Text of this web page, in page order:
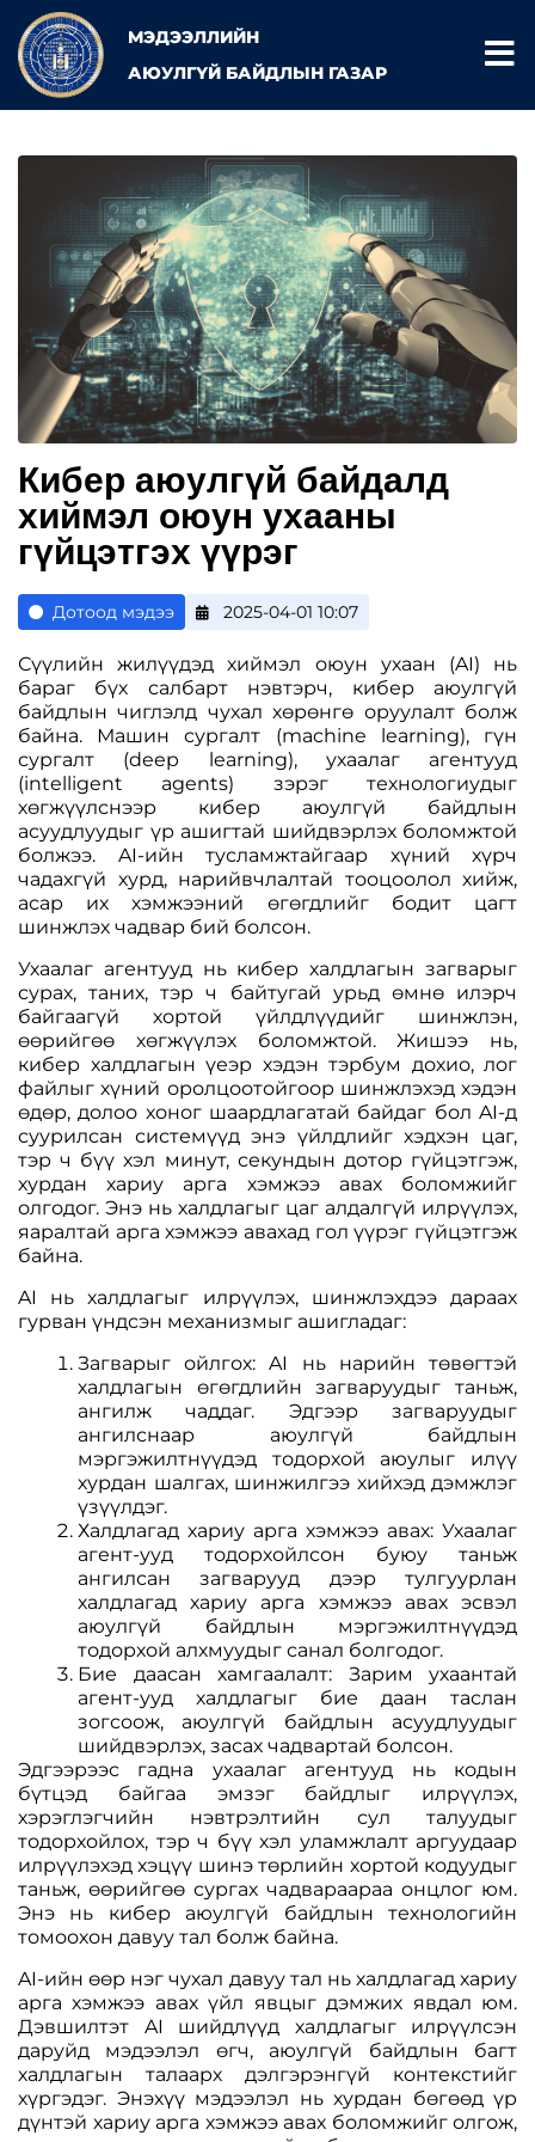
МЭДЭЭЛЛИЙН
АЮУЛГҮЙ БАЙДЛЫН ГАЗАР
Кибер аюулгүй байдалд
хиймэл оюун ухааны
гүйцэтгэх үүрэг
Дотоод мэдээ 2025-04-01 10:07
Сүүлийн жилүүдэд хиймэл оюун ухаан (AI) нь
бараг бүх салбарт нэвтэрч, кибер аюулгүй
байдлын чиглэлд чухал хөрөнгө оруулалт болж
байна. Машин сургалт (machine learning), гүн
сургалт (deep learning), ухаалаг агентууд
(intelligent agents) зэрэг технологиудыг
хөгжүүлснээр кибер аюулгүй байдлын
асуудлуудыг үр ашигтай шийдвэрлэх боломжтой
болжээ. AI-ийн тусламжтайгаар хүний хүрч
чадахгүй хурд, нарийвчлалтай тооцоолол хийж,
асар их хэмжээний өгөгдлийг бодит цагт
шинжлэх чадвар бий болсон.
Ухаалаг агентууд нь кибер халдлагын загварыг
сурах, таних, тэр ч байтугай урьд өмнө илэрч
байгаагүй хортой үйлдлүүдийг шинжлэн,
өөрийгөө хөгжүүлэх боломжтой. Жишээ нь,
кибер халдлагын үеэр хэдэн тэрбум дохио, лог
файлыг хүний оролцоотойгоор шинжлэхэд хэдэн
өдөр, долоо хоног шаардлагатай байдаг бол AI-д
суурилсан системүүд энэ үйлдлийг хэдхэн цаг,
тэр ч бүү хэл минут, секундын дотор гүйцэтгэж,
хурдан хариу арга хэмжээ авах боломжийг
олгодог. Энэ нь халдлагыг цаг алдалгүй илрүүлэх,
яаралтай арга хэмжээ авахад гол үүрэг гүйцэтгэж
байна.
AI нь халдлагыг илрүүлэх, шинжлэхдээ дараах
гурван үндсэн механизмыг ашигладаг:
Загварыг ойлгох: AI нь нарийн төвөгтэй
халдлагын өгөгдлийн загваруудыг таньж,
ангилж чаддаг. Эдгээр загваруудыг
ангилснаар аюулгүй байдлын
мэргэжилтнүүдэд тодорхой аюулыг илүү
хурдан шалгах, шинжилгээ хийхэд дэмжлэг
үзүүлдэг.
Халдлагад хариу арга хэмжээ авах: Ухаалаг
агент-ууд тодорхойлсон буюу таньж
ангилсан загварууд дээр тулгуурлан
халдлагад хариу арга хэмжээ авах эсвэл
аюулгүй байдлын мэргэжилтнүүдэд
тодорхой алхмуудыг санал болгодог.
Бие даасан хамгаалалт: Зарим ухаантай
агент-ууд халдлагыг бие даан таслан
зогсоож, аюулгүй байдлын асуудлуудыг
шийдвэрлэх, засах чадвартай болсон.
Эдгээрээс гадна ухаалаг агентууд нь кодын
бүтцэд байгаа эмзэг байдлыг илрүүлэх,
хэрэглэгчийн нэвтрэлтийн сул талуудыг
тодорхойлох, тэр ч бүү хэл уламжлалт аргуудаар
илрүүлэхэд хэцүү шинэ төрлийн хортой кодуудыг
таньж, өөрийгөө сургах чадвараараа онцлог юм.
Энэ нь кибер аюулгүй байдлын технологийн
томоохон давуу тал болж байна.
AI-ийн өөр нэг чухал давуу тал нь халдлагад хариу
арга хэмжээ авах үйл явцыг дэмжих явдал юм.
Дэвшилтэт AI шийдлүүд халдлагыг илрүүлсэн
даруйд мэдээлэл өгч, аюулгүй байдлын багт
халдлагын талаарх дэлгэрэнгүй контекстийг
хүргэдэг. Энэхүү мэдээлэл нь хурдан бөгөөд үр
дүнтэй хариу арга хэмжээ авах боломжийг олгож,